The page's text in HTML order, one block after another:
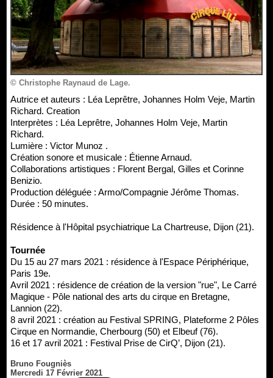
© Christophe Raynaud de Lage.
Autrice et auteurs : Léa Leprêtre, Johannes Holm Veje, Martin
Richard. Creation
Interprètes : Léa Leprêtre, Johannes Holm Veje, Martin
Richard.
Lumière : Victor Munoz .
Création sonore et musicale : Étienne Arnaud.
Collaborations artistiques : Florent Bergal, Gilles et Corinne
Benizio.
Production déléguée : Armo/Compagnie Jérôme Thomas.
Durée : 50 minutes.
Résidence à l'Hôpital psychiatrique La Chartreuse, Dijon (21).
Tournée
Du 15 au 27 mars 2021 : résidence à l'Espace Périphérique,
Paris 19e.
Avril 2021 : résidence de création de la version "rue", Le Carré
Magique - Pôle national des arts du cirque en Bretagne,
Lannion (22).
8 avril 2021 : création au Festival SPRING, Plateforme 2 Pôles
Cirque en Normandie, Cherbourg (50) et Elbeuf (76).
16 et 17 avril 2021 : Festival Prise de CirQ’, Dijon (21).
Bruno Fougniès
Mercredi 17 Février 2021